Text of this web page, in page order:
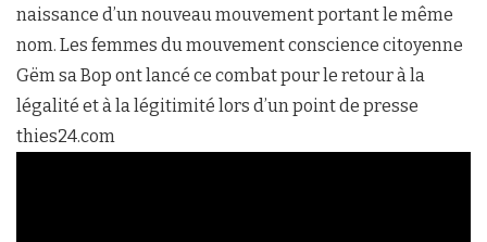
naissance d’un nouveau mouvement portant le même
nom. Les femmes du mouvement conscience citoyenne
Gëm sa Bop ont lancé ce combat pour le retour à la
légalité et à la légitimité lors d’un point de presse
thies24.com